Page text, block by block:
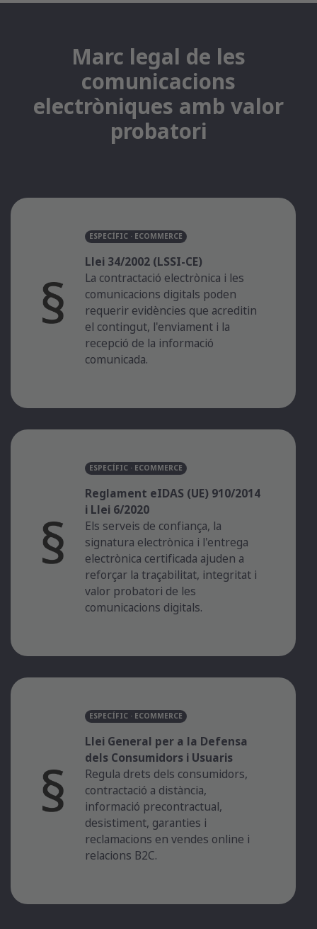
Marc legal de les
comunicacions
electròniques amb valor
probatori
ESPECÍFIC · ECOMMERCE
Llei 34/2002 (LSSI-CE)
La contractació electrònica i les
comunicacions digitals poden
requerir evidències que acreditin
el contingut, l'enviament i la
recepció de la informació
comunicada.
ESPECÍFIC · ECOMMERCE
Reglament eIDAS (UE) 910/2014
i Llei 6/2020
Els serveis de confiança, la
signatura electrònica i l'entrega
electrònica certificada ajuden a
reforçar la traçabilitat, integritat i
valor probatori de les
comunicacions digitals.
ESPECÍFIC · ECOMMERCE
Llei General per a la Defensa
dels Consumidors i Usuaris
Regula drets dels consumidors,
contractació a distància,
informació precontractual,
desistiment, garanties i
reclamacions en vendes online i
relacions B2C.